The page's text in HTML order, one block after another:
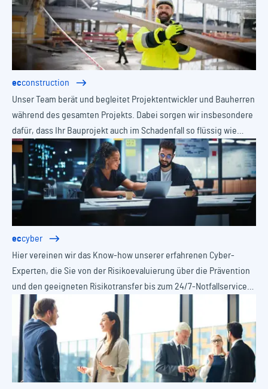
ecconstruction
Unser Team berät und begleitet Projektentwickler und Bauherren
während des gesamten Projekts. Dabei sorgen wir insbesondere
dafür, dass Ihr Bauprojekt auch im Schadenfall so flüssig wie
möglich weiterläuft.
eccyber
Hier vereinen wir das Know-how unserer erfahrenen Cyber-
Experten, die Sie von der Risikoevaluierung über die Prävention
und den geeigneten Risikotransfer bis zum 24/7-Notfallservice
im Schadenfall ganzheitlich unterstützen.